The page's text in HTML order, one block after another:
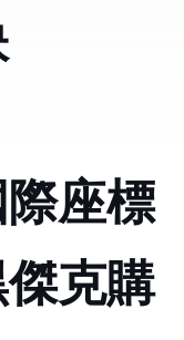
際座標
克購